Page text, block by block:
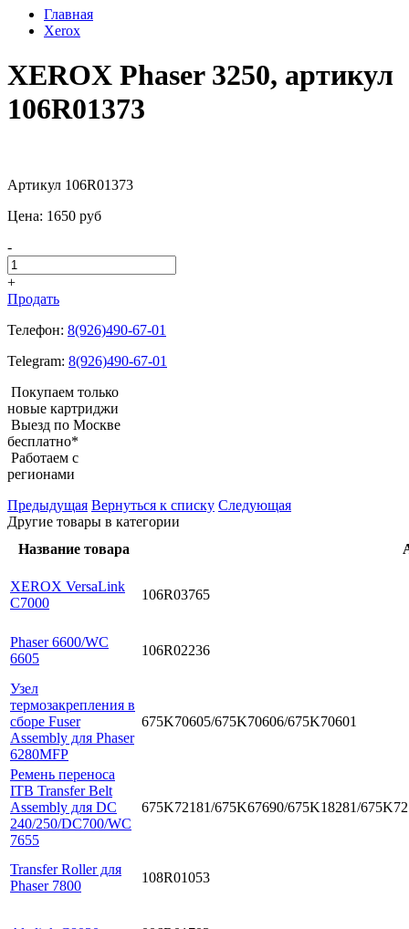
Главная
Xerox
XEROX Phaser 3250, артикул
106R01373
Артикул 106R01373
Цена: 1650 pуб
-
+
Продать
Телефон: 8(926)490-67-01
Telegram: 8(926)490-67-01
Покупаем только
новые картриджи
Выезд по Москве
бесплатно*
Работаем с
регионами
Предыдущая Вернуться к списку Следующая
Другие товары в категории
Название товара
XEROX VersaLink
C7000
106R03765
Phaser 6600/WC
6605
106R02236
Узел
термозакрепления в
сборе Fuser
Assembly для Phaser
6280MFP
675K70605/675K70606/675K70601
Ремень переноса
ITB Transfer Belt
Assembly для DC
240/250/DC700/WC
7655
675K72181/675K67690/675K18281/
Transfer Roller для
Phaser 7800
108R01053